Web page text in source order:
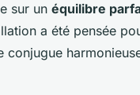
sur un équilibre
a été pensée